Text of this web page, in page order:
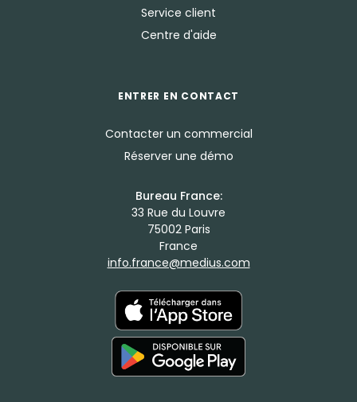
Service client
Centre d'aide
ENTRER EN CONTACT
Contacter un commercial
Réserver une démo
Bureau France:
33 Rue du Louvre
75002 Paris
France
info.france@medius.com